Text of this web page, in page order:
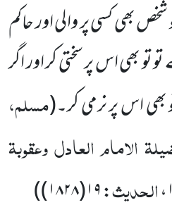
بھی کسی پر والی اور حاکم
تو بھی اس پر سختی کر اور اگر
اس پر نرمی کر۔(مسلم،
الامام العادل وعقوبۃ
الحدیث: ۱۹(۱۸۲۸))